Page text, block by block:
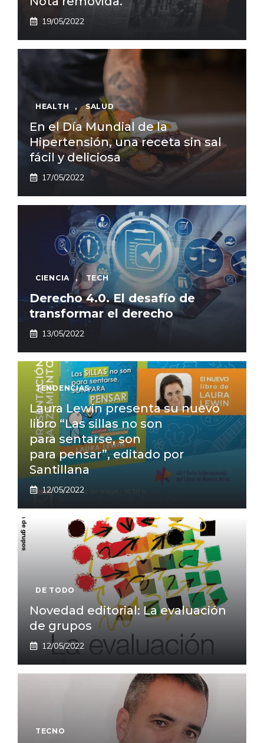
19/05/2022
HEALTH , SALUD
En el Día Mundial de la
Hipertensión, una receta sin sal
fácil y deliciosa
17/05/2022
CIENCIA , TECH
Derecho 4.0. El desafío de
transformar el derecho
13/05/2022
TENDENCIAS
Laura Lewin presenta su nuevo
libro “Las sillas no son
para sentarse, son
para pensar”, editado por
Santillana
12/05/2022
DE TODO
Novedad editorial: La evaluación
de grupos
12/05/2022
TECNO